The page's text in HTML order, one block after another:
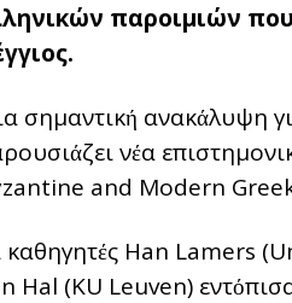
παροιμιών
σημαντική ανακάλυψη
νέα
and Modern
καθηγητές Han Lamers
Hal (KU Leuven)